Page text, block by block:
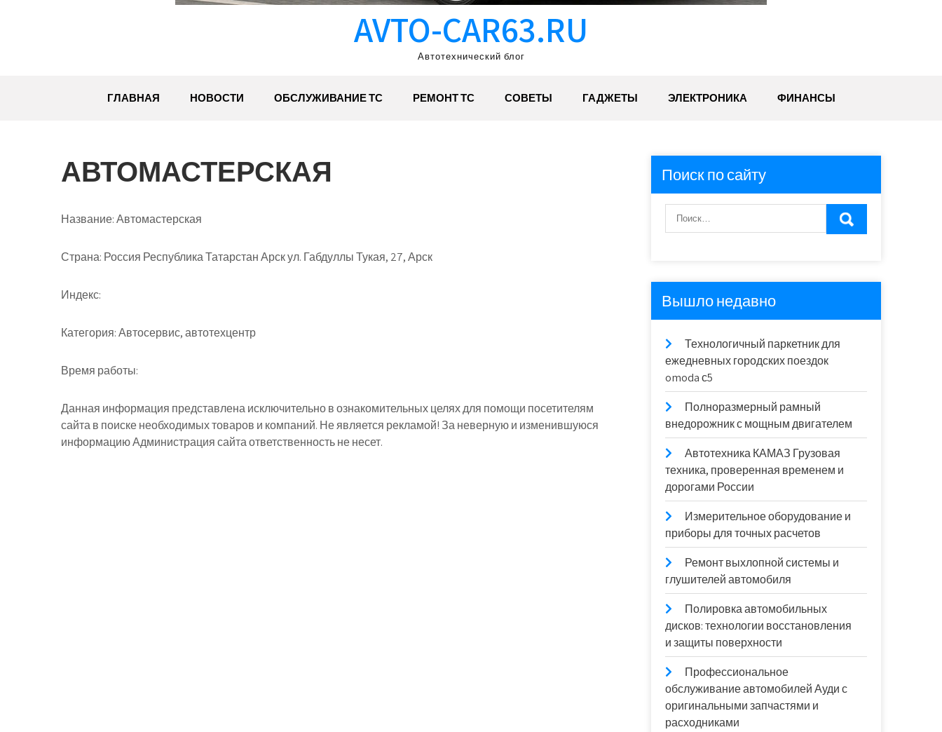
AVTO-CAR63.RU
Автотехнический блог
ГЛАВНАЯ НОВОСТИ ОБСЛУЖИВАНИЕ ТС РЕМОНТ ТС СОВЕТЫ ГАДЖЕТЫ ЭЛЕКТРОНИКА ФИНАНСЫ
АВТОМАСТЕРСКАЯ
Название:Автомастерская
Страна: Россия Республика Татарстан Арск ул. Габдуллы Тукая, 27, Арск
Индекс:
Категория:Автосервис, автотехцентр
Время работы:
Данная информация представлена исключительно в ознакомительных целях для помощи посетителям
сайта в поиске необходимых товаров и компаний. Не является рекламой! За неверную и изменившуюся
информацию Администрация сайта ответственность не несет.
Поиск по сайту
Вышло недавно
Технологичный паркетник для
ежедневных городских поездок
omoda с5
Полноразмерный рамный
внедорожник с мощным двигателем
Автотехника КАМАЗ Грузовая
техника, проверенная временем и
дорогами России
Измерительное оборудование и
приборы для точных расчетов
Ремонт выхлопной системы и
глушителей автомобиля
Полировка автомобильных
дисков: технологии восстановления
и защиты поверхности
Профессиональное
обслуживание автомобилей Ауди с
оригинальными запчастями и
расходниками